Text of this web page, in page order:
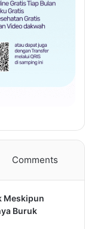
Comments
Meskipun
Buruk